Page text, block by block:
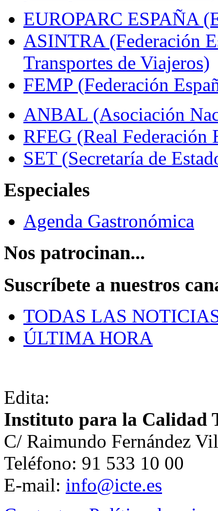
EUROPARC ESPAÑA
ASINTRA (Federación
Transportes de Viajeros)
FEMP (Federación
ANBAL (Asociación
RFEG (Real Federación
SET (Secretaría de
Especiales
Agenda Gastronómica
Nos patrocinan...
Suscríbete a nuestros
TODAS LAS
ÚLTIMA HORA
Edita:
Instituto para la Calidad
C/ Raimundo Fernández
Teléfono: 91 533 10 00
E-mail: info@icte.es